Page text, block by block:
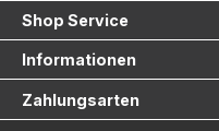
Shop Service
Informationen
Zahlungsarten